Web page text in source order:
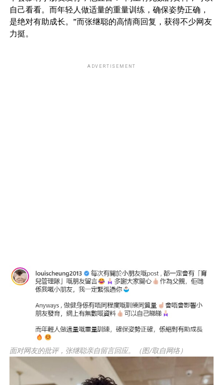
自己看看。而年轻人做适量的重量训练，确保姿势正确，
是绝对有助成长。”而张继聪的高情商回复，获得不少网友
力挺。
ADVERTISEMENT
面对网友的批评，张继聪亲自留言回应。（图/取自网络）